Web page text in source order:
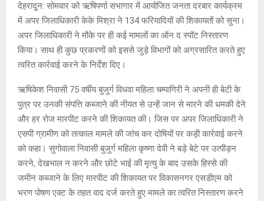
देहरादून: सोमवार को ऋषिपर्णा सभागार में आयोजित जनता दरबार कार्यक्रम
में अपर जिलाधिकारी केके मिश्रा ने 134 फरियादियों की शिकायतों को सुना।
अपर जिलाधिकारी ने मौके पर ही कई मामलों का ऑन द स्पॉट निस्तारण
किया। साथ ही कुछ प्रकरणों को इससे जुड़े विभागों को अग्रसारित करते हुए
त्वरित कार्रवाई करने के निर्देश दिए।
ऋषिकेश निवासी 75 वर्षीय बुजुर्ग विधवा महिला चम्पागिरी ने अपनी ही बेटी के
पुत्र पर उनकी संपत्ति कब्जाने की नीयत से उन्हें जान से मारने की धमकी देने
और हर रोज मारपीट करने की शिकायत की। जिस पर अपर जिलाधिकारी ने
एसपी ग्रामीण को तत्काल मामले की जांच कर दोषियों पर कड़ी कार्रवाई करने
को कहा। सुगोवाला निवासी बुजुर्ग महिला कृष्णा देवी ने बड़े बेटे पर उत्पीड़न
करने, देखभाल न करने और छोटे भाई की मृत्यु के बाद उसके हिस्से की
जमीन कब्जाने के लिए मारपीट की शिकायत पर विकासनगर एसडीएम को
भरण पोषण एक्ट के तहत वाद दर्ज करते हुए मामले का त्वरित निस्तारण करने